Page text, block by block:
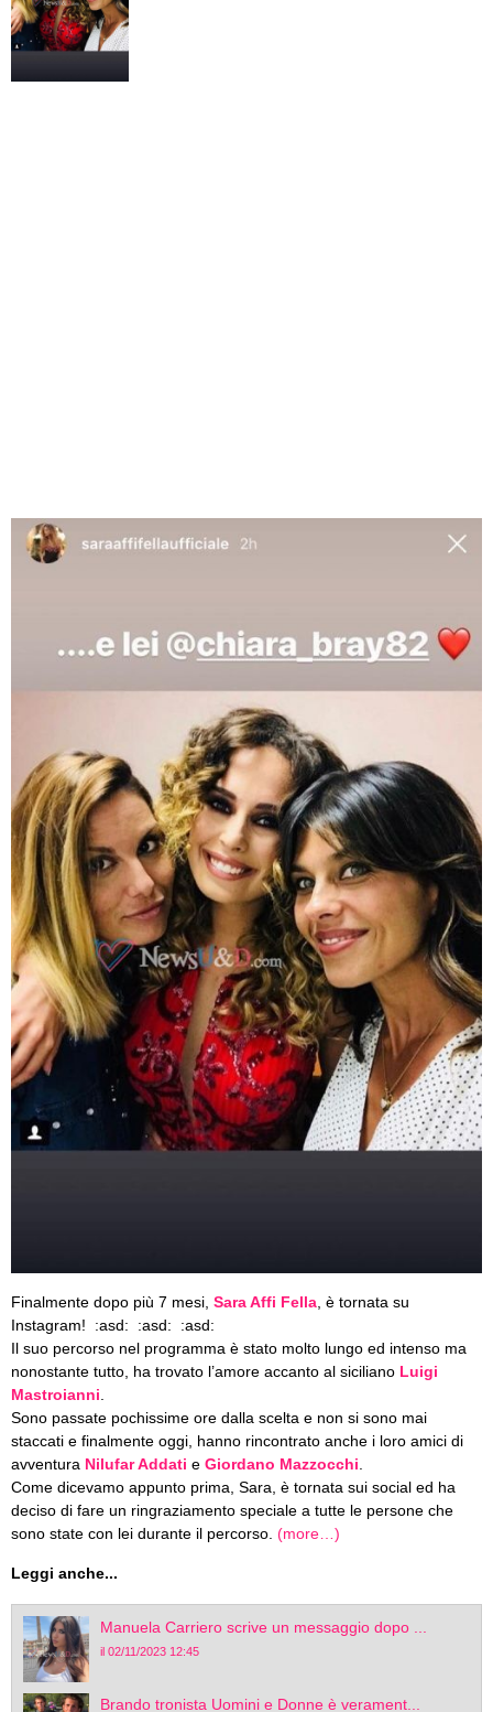
Finalmente dopo più 7 mesi, Sara Affi Fella , è tornata su
Instagram! :asd: :asd: :asd:
Il suo percorso nel programma è stato molto lungo ed intenso ma
nonostante tutto, ha trovato l’amore accanto al siciliano Luigi
Mastroianni
Sono passate pochissime ore dalla scelta e non si sono mai
staccati e finalmente oggi, hanno rincontrato anche i loro amici di
avventura Nilufar Addati e Giordano Mazzocchi
Come dicevamo appunto prima, Sara, è tornata sui social ed ha
deciso di fare un ringraziamento speciale a tutte le persone che
sono state con lei durante il percorso. (more…)
Leggi anche...
Manuela Carriero scrive un messaggio dopo ...
il 02/11/2023 12:45
Brando tronista Uomini e Donne è verament...